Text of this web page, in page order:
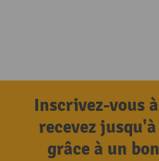
Inscrivez-vous
recevez
grâce à un